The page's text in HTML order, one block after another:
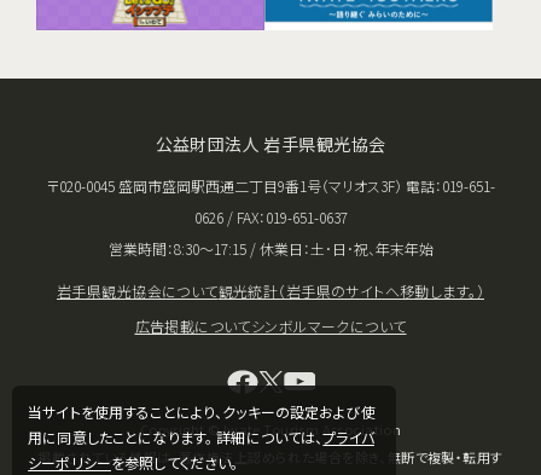
当サイトを使用することにより、クッキーの設定および使
用に同意したことになります。 詳細については、プライバ
シーポリシーを参照してください。
公益財団法人 岩手県観光協会
〒020-0045 盛岡市盛岡駅西通二丁目9番1号（マリオス3F） 電話：019-651-
0626 / FAX：019-651-0637
営業時間：8:30〜17:15 / 休業日：土･日･祝、年末年始
岩手県観光協会について観光統計（岩手県のサイトへ移動します。）
広告掲載についてシンボルマークについて
Copyright © Iwate Tourism Association
掲載されている情報は、著作権法上認められた場合を除き、無断で複製・転用す